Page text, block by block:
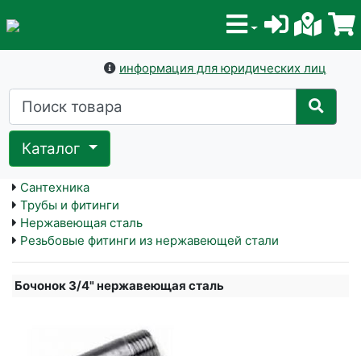
информация для юридических лиц
Каталог
Сантехника
Трубы и фитинги
Нержавеющая сталь
Резьбовые фитинги из нержавеющей стали
Бочонок 3/4" нержавеющая сталь